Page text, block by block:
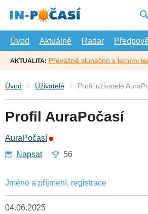
hlavní
Úvod
Aktuálně Radar
AKTUALITA: Převážně slunečno s letními
Úvod Uživatelé Profil uživatele
Profil AuraPočasí
AuraPočasí
Napsat
56
Jméno a příjmení, registrace
04.06.2025